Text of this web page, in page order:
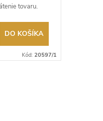
tovaru.
DO KOŠÍKA
Kód: 20597/1